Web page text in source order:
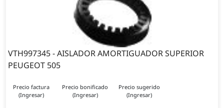
VTH997345 - AISLADOR AMORTIGUADOR SUPERIOR
PEUGEOT 505
Precio factura
(Ingresar)
Precio bonificado
(Ingresar)
Precio sugerido
(Ingresar)